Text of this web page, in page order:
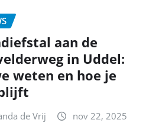
aan de
in Uddel:
weten en hoe je
de Vrij nov 22, 2025